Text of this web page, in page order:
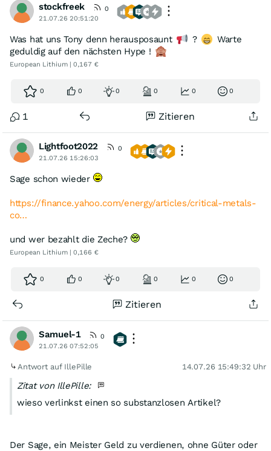
stockfreek
0
21.07.26 20:51:20
Was hat uns Tony denn herausposaunt ?
Warte
geduldig auf den nächsten Hype !
European Lithium | 0,167 €
0 0 0 0 0 0
1 Zitieren
Lightfoot2022
0
21.07.26 15:26:03
Sage schon wieder
https://finance.yahoo.com/energy/articles/critical-metals-
co…
und wer bezahlt die Zeche?
European Lithium | 0,166 €
0 0 0 0 0 0
Zitieren
Samuel-1
0
21.07.26 07:52:05
Antwort auf IllePille 14.07.26 15:49:32 Uhr
Zitat von IllePille:
wieso verlinkst einen so substanzlosen Artikel?
Der Sage, ein Meister Geld zu verdienen, ohne Güter oder